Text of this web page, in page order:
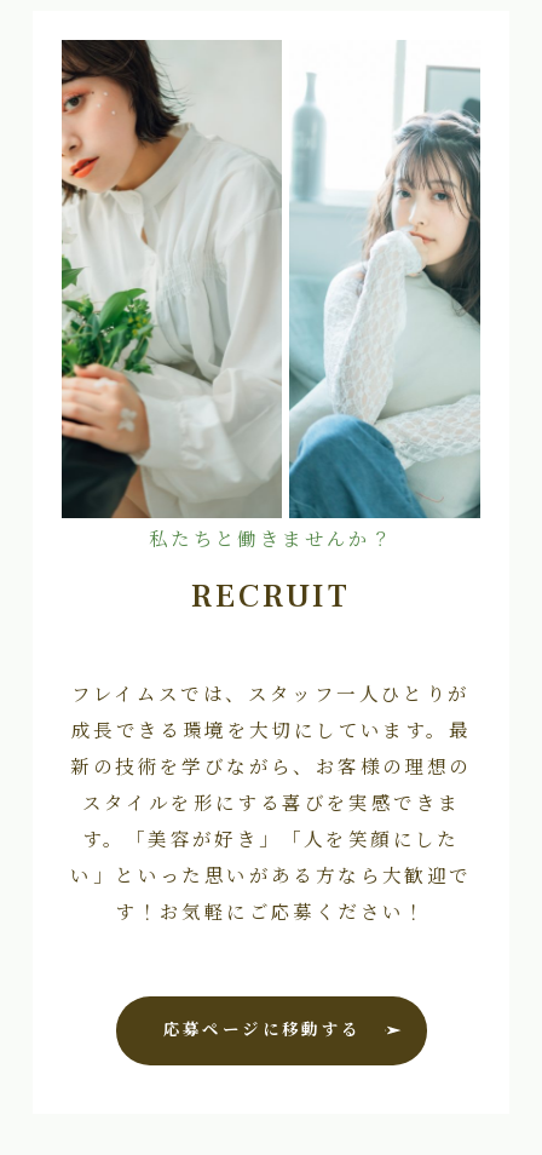
私たちと働きませんか？
RECRUIT
フレイムスでは、スタッフ一人ひとりが
成長できる環境を大切にしています。最
新の技術を学びながら、お客様の理想の
スタイルを形にする喜びを実感できま
す。「美容が好き」「人を笑顔にした
い」といった思いがある方なら大歓迎で
す！お気軽にご応募ください！
応募ページに移動する